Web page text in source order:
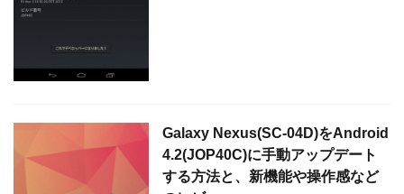
Galaxy Nexus(SC-04D)をAndroid
4.2(JOP40C)に手動アップデート
する方法と、新機能や操作感など